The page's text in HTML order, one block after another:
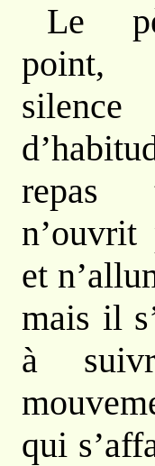
Le
repas
et
mais il
à
qui